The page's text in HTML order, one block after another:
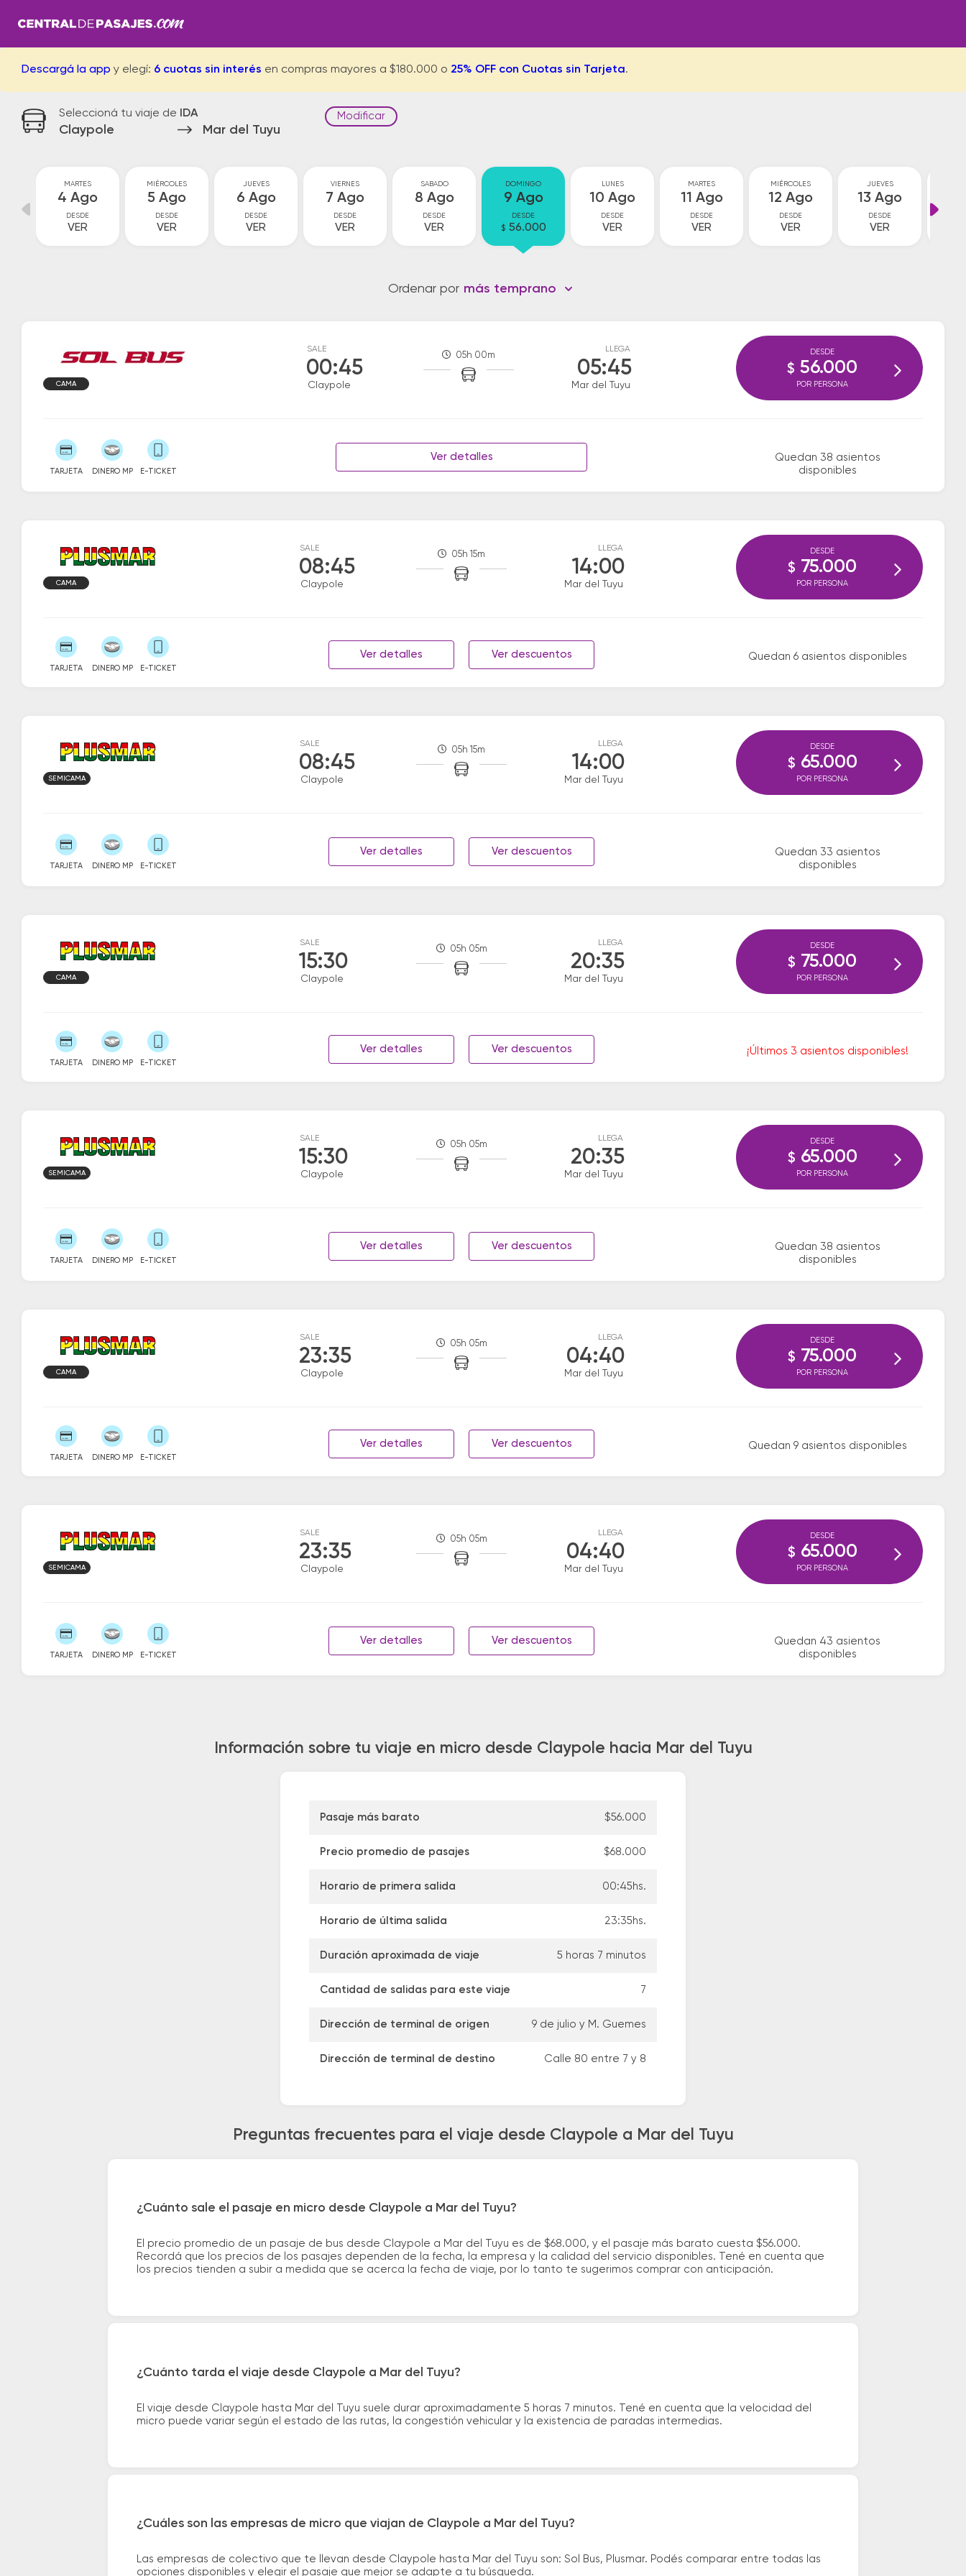
Descargá la app y elegí: 6 cuotas sin interés en compras mayores a $180.000 o 25% OFF con Cuotas sin Tarjeta.
Seleccioná tu viaje de IDA
Claypole Mar del Tuyu
Modificar
MARTES
4 Ago
DESDE
VER
MIÉRCOLES
5 Ago
DESDE
VER
JUEVES
6 Ago
DESDE
VER
VIERNES
7 Ago
DESDE
VER
SABADO
8 Ago
DESDE
VER
DOMINGO
9 Ago
DESDE
$ 56.000
LUNES
10 Ago
DESDE
VER
MARTES
11 Ago
DESDE
VER
MIÉRCOLES
12 Ago
DESDE
VER
JUEVES
13 Ago
DESDE
VER
Ordenar por más temprano
SALE
00:45
Claypole
05h 00m
LLEGA
05:45
Mar del Tuyu
CAMA
TARJETA DINERO MP E-TICKET
Ver detalles
Quedan 38 asientos
disponibles
DESDE
$ 56.000
POR PERSONA
SALE
08:45
Claypole
05h 15m
LLEGA
14:00
Mar del Tuyu
CAMA
TARJETA DINERO MP E-TICKET
Ver detalles Ver descuentos Quedan 6 asientos disponibles
DESDE
$ 75.000
POR PERSONA
SALE
08:45
Claypole
05h 15m
LLEGA
14:00
Mar del Tuyu
SEMICAMA
TARJETA DINERO MP E-TICKET
Ver detalles Ver descuentos
Quedan 33 asientos
disponibles
DESDE
$ 65.000
POR PERSONA
SALE
15:30
Claypole
05h 05m
LLEGA
20:35
Mar del Tuyu
CAMA
TARJETA DINERO MP E-TICKET
Ver detalles Ver descuentos ¡Últimos 3 asientos disponibles!
DESDE
$ 75.000
POR PERSONA
SALE
15:30
Claypole
05h 05m
LLEGA
20:35
Mar del Tuyu
SEMICAMA
TARJETA DINERO MP E-TICKET
Ver detalles Ver descuentos
Quedan 38 asientos
disponibles
DESDE
$ 65.000
POR PERSONA
SALE
23:35
Claypole
05h 05m
LLEGA
04:40
Mar del Tuyu
CAMA
TARJETA DINERO MP E-TICKET
Ver detalles Ver descuentos Quedan 9 asientos disponibles
DESDE
$ 75.000
POR PERSONA
SALE
23:35
Claypole
05h 05m
LLEGA
04:40
Mar del Tuyu
SEMICAMA
TARJETA DINERO MP E-TICKET
Ver detalles Ver descuentos
Quedan 43 asientos
disponibles
DESDE
$ 65.000
POR PERSONA
Información sobre tu viaje en micro desde Claypole hacia Mar del Tuyu
Pasaje más barato $56.000
Precio promedio de pasajes $68.000
Horario de primera salida 00:45hs.
Horario de última salida 23:35hs.
Duración aproximada de viaje 5 horas 7 minutos
Cantidad de salidas para este viaje 7
Dirección de terminal de origen 9 de julio y M. Guemes
Dirección de terminal de destino Calle 80 entre 7 y 8
Preguntas frecuentes para el viaje desde Claypole a Mar del Tuyu
¿Cuánto sale el pasaje en micro desde Claypole a Mar del Tuyu?
El precio promedio de un pasaje de bus desde Claypole a Mar del Tuyu es de $68.000, y el pasaje más barato cuesta $56.000.
Recordá que los precios de los pasajes dependen de la fecha, la empresa y la calidad del servicio disponibles. Tené en cuenta que
los precios tienden a subir a medida que se acerca la fecha de viaje, por lo tanto te sugerimos comprar con anticipación.
¿Cuánto tarda el viaje desde Claypole a Mar del Tuyu?
El viaje desde Claypole hasta Mar del Tuyu suele durar aproximadamente 5 horas 7 minutos. Tené en cuenta que la velocidad del
micro puede variar según el estado de las rutas, la congestión vehicular y la existencia de paradas intermedias.
¿Cuáles son las empresas de micro que viajan de Claypole a Mar del Tuyu?
Las empresas de colectivo que te llevan desde Claypole hasta Mar del Tuyu son: Sol Bus, Plusmar. Podés comparar entre todas las
opciones disponibles y elegir el pasaje que mejor se adapte a tu búsqueda.